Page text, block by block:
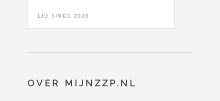
LID SINDS 2026
OVER MIJNZZP.NL